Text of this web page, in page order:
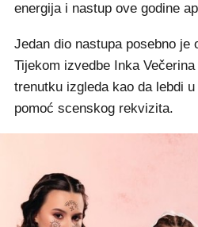
energija i nastup ove godine
Jedan dio nastupa posebno je
Tijekom izvedbe Inka
trenutku izgleda kao da lebdi
pomoć scenskog rekvizita.